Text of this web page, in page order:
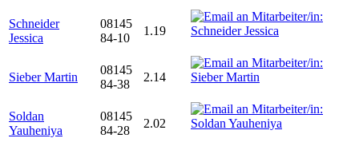
Schneider
Jessica
08145
84-10
1.19
Sieber Martin
08145
84-38
2.14
Soldan
Yauheniya
08145
84-28
2.02